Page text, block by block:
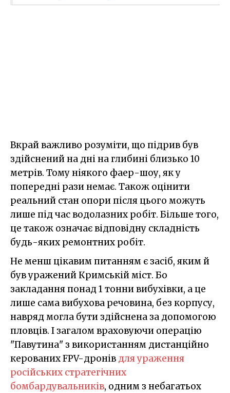
Вкрай важливо розуміти, що підрив був
здійснений на дні на глибині близько 10
метрів. Тому ніякого фаер-шоу, як у
попередні рази немає. Також оцінити
реальний стан опори після цього можуть
лише під час водолазних робіт. Більше того,
це також означає відповідну складність
будь-яких ремонтних робіт.
Не менш цікавим питанням є засіб, яким й
був уражений Кримській міст. Бо
закладання понад 1 тонни вибухівки, а це
лише сама вибухова речовина, без корпусу,
навряд могла бути здійснена за допомогою
пловців. І загалом враховуючи операцію
"Павутина" з використанням дистанційно
керованих FPV-дронів для ураження
російських стратегічних
бомбардувальників, одним з небагатьох